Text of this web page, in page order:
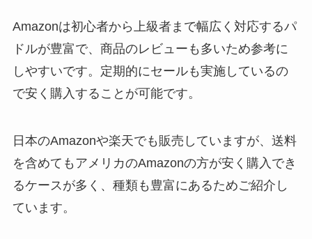
Amazonは初心者から上級者まで幅広く対応するパ
ドルが豊富で、商品のレビューも多いため参考に
しやすいです。定期的にセールも実施しているの
で安く購入することが可能です。
日本のAmazonや楽天でも販売していますが、送料
を含めてもアメリカのAmazonの方が安く購入でき
るケースが多く、種類も豊富にあるためご紹介し
ています。